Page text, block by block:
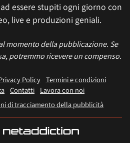
essere stupiti ogni giorno con
live e produzioni geniali.
momento della pubblicazione. Se
potremmo ricevere un compenso.
Policy
Termini e condizioni
Contatti
Lavora con noi
di tracciamento della pubblicità